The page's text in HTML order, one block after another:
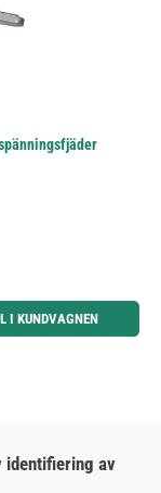
öka eller minska kvantiteten.
I KUNDVAGNEN
identifiering av